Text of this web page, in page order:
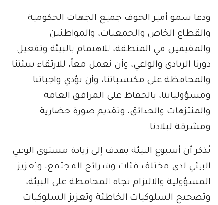
ودعا سمو أمير الجوف جميع الجهات الحكومية
والقطاع الخاص والجمعيات، والمواطنين
والمقيمين في المنطقة، للاهتمام بالبيئة وتفعيل
دورنا الريادي والواعي، وأن نعمل معاً، للارتقاء ببيئتنا
والمحافظة على مكتسباتنا، وأن نؤدي واجباتنا
ومسؤولياتنا، بالحفاظ على المرافق العامة
والمنتزهات والحدائق، وتقديم صورة حضارية
ومشرقة لبلادنا.
يُذكر أن أسبوع البيئة يهدف إلى زيادة مستوى الوعي
البيئي لدى مختلف فئات وشرائح المجتمع، وتعزيز
المسؤولية والالتزام تجاه المحافظة على البيئة،
وتصحيح السلوكيات الخاطئة وتعزيز السلوكيات